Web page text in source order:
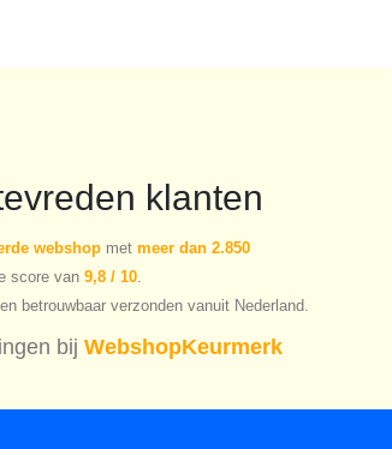
klanten
webshop met meer dan 2.850
score van 9,8 / 10
betrouwbaar verzonden vanuit Nederland.
bij WebshopKeurmerk